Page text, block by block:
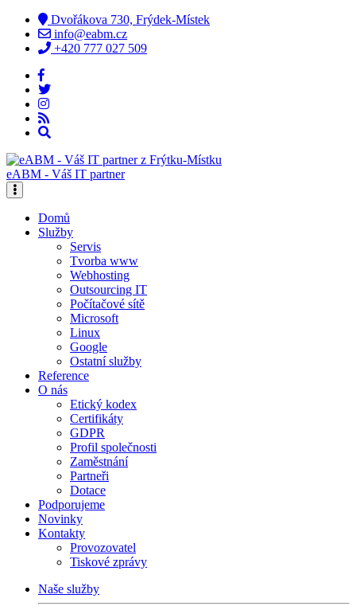
Dvořákova 730, Frýdek-Místek
info@eabm.cz
+420 777 027 509
eABM - Váš IT partner
Domů
Služby
Servis
Tvorba www
Webhosting
Outsourcing IT
Počítačové sítě
Microsoft
Linux
Google
Ostatní služby
Reference
O nás
Etický kodex
Certifikáty
GDPR
Profil společnosti
Zaměstnání
Partneři
Dotace
Podporujeme
Novinky
Kontakty
Provozovatel
Tiskové zprávy
Naše služby